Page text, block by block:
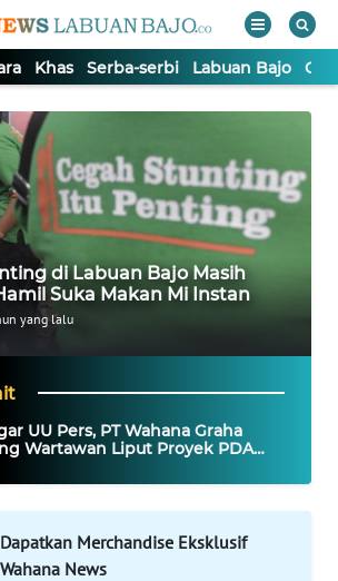
Khas Serba-serbi Labuan Bajo
di Labuan Bajo Masih
Suka Makan Mi Instan
yang lalu
UU Pers, PT Wahana Graha
Wartawan Liput Proyek PDAM
Dapatkan Merchandise Eksklusif
Wahana News